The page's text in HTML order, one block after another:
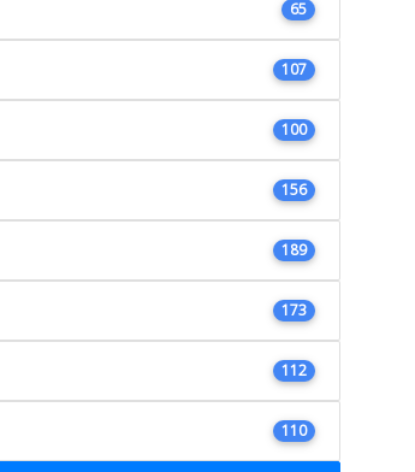
65
107
100
156
189
173
112
110